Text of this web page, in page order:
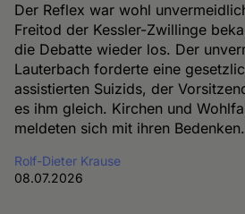
Der Reflex war wohl
Freitod der Kessler-Zwillinge
die Debatte wieder los. Der
Lauterbach forderte eine
assistierten Suizids, der
es ihm gleich. Kirchen und
meldeten sich mit ihren
Rolf-Dieter Krause
08.07.2026